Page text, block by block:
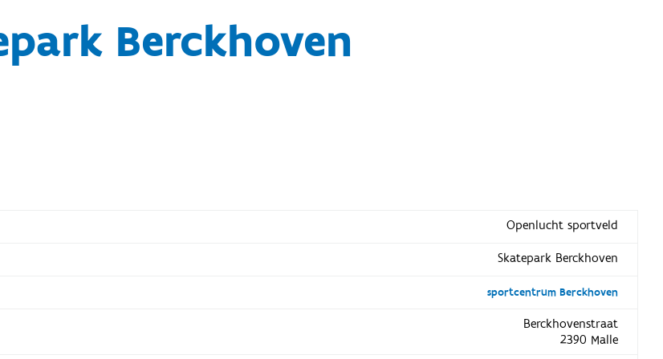
Berckhoven
Openlucht sportveld
Skatepark Berckhoven
sportcentrum Berckhoven
Berckhovenstraat
2390 Malle